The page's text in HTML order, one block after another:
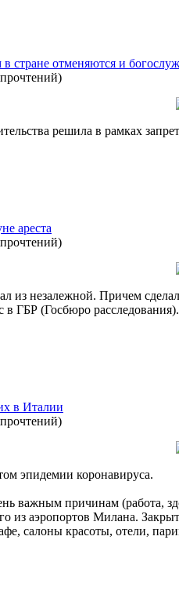
стране отменяются и
)
решила в рамках
ареста
)
незалежной. Причем
ГБР (Госбюро
в Италии
)
эпидемии коронавируса.
важным причинам (работа,
из аэропортов Милана.
салоны красоты, отели,